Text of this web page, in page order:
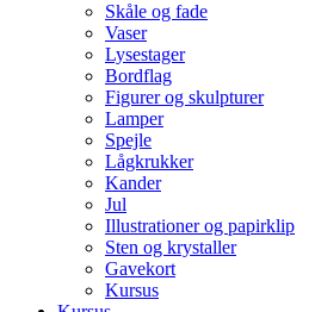
Skåle og fade
Vaser
Lysestager
Bordflag
Figurer og skulpturer
Lamper
Spejle
Lågkrukker
Kander
Jul
Illustrationer og papirklip
Sten og krystaller
Gavekort
Kursus